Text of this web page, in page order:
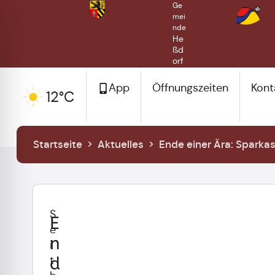
Ge
mei
nde
He
ßd
orf
12°C App Öffnungszeiten
Startseite > Aktuelles > Ende einer Ära:
E
n
d
S
e
i
t